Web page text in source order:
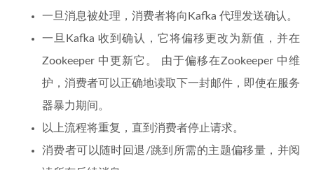
一旦消息被处理，消费者将向Kafka 代理发送确认。
一旦Kafka 收到确认，它将偏移更改为新值，并在
Zookeeper 中更新它。 由于偏移在Zookeeper 中维
护，消费者可以正确地读取下一封邮件，即使在服务
器暴力期间。
以上流程将重复，直到消费者停止请求。
消费者可以随时回退/跳到所需的主题偏移量，并阅